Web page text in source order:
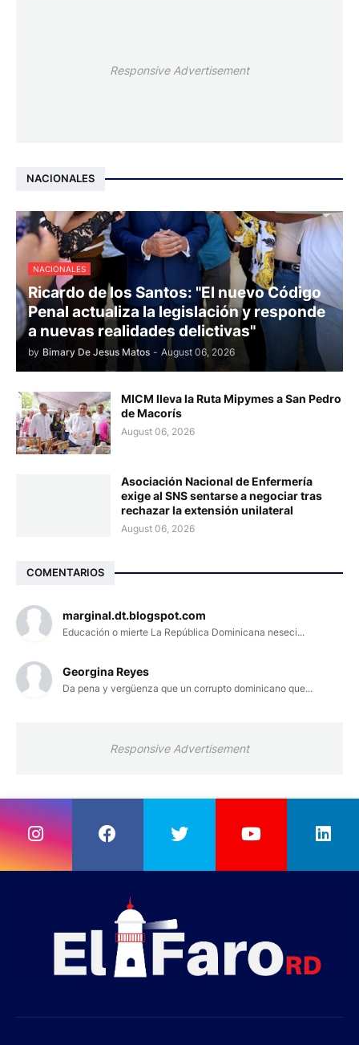
Responsive Advertisement
NACIONALES
NACIONALES
Ricardo de los Santos: "El nuevo Código
Penal actualiza la legislación y responde
a nuevas realidades delictivas"
by Bimary De Jesus Matos - August 06, 2026
MICM lleva la Ruta Mipymes a San Pedro
de Macorís
August 06, 2026
Asociación Nacional de Enfermería
exige al SNS sentarse a negociar tras
rechazar la extensión unilateral
August 06, 2026
COMENTARIOS
marginal.dt.blogspot.com
Educación o mierte La República Dominicana neseci...
Georgina Reyes
Da pena y vergüenza que un corrupto dominicano que...
Responsive Advertisement